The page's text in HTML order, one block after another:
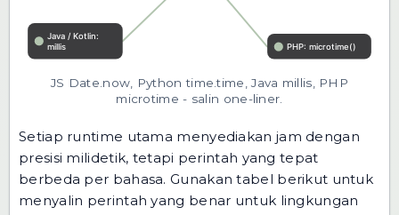
JS Date.now, Python time.time, Java millis, PHP
microtime - salin one-liner.
Setiap runtime utama menyediakan jam dengan
presisi milidetik, tetapi perintah yang tepat
berbeda per bahasa. Gunakan tabel berikut untuk
menyalin perintah yang benar untuk lingkungan